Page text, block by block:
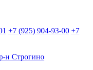
+7 (925) 904-93-00 +7
н Строгино